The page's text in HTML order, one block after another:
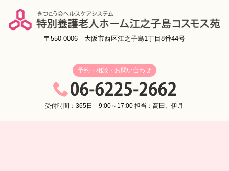
〒550-0006 大阪市西区江之子島1丁目8番44号
予約・相談・お問い合わせ
受付時間：365日 9:00～17:00 担当：高田、伊月